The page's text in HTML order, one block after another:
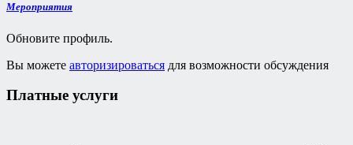
Мероприятия
Обновите профиль.
Вы можете авторизироваться для возможности обсуждения
Платные услуги